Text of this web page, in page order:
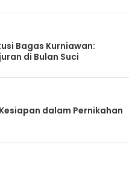
Bagas Kurniawan:
di Bulan Suci
dalam Pernikahan